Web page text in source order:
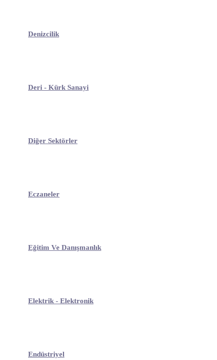
Denizcilik
Deri - Kürk Sanayi
Diğer Sektörler
Eczaneler
Eğitim Ve Danışmanlık
Elektrik - Elektronik
Endüstriyel